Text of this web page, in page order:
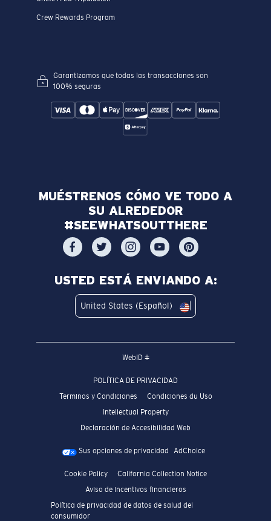
Crew Rewards Program
Garantizamos que todas las transacciones son
100% seguras
MUÉSTRENOS CÓMO VE TODO A
SU ALREDEDOR
#SEEWHATSOUTTHERE
USTED ESTÁ ENVIANDO A:
United States (Español)
WebID #
POLÍTICA DE PRIVACIDAD
Terminos y Condiciones
Condiciones du Uso
Intellectual Property
Declaración de Accesibilidad Web
Sus opciones de privacidad AdChoice
Cookie Policy
California Collection Notice
Aviso de incentivos financieros
Política de privacidad de datos de salud del
consumidor